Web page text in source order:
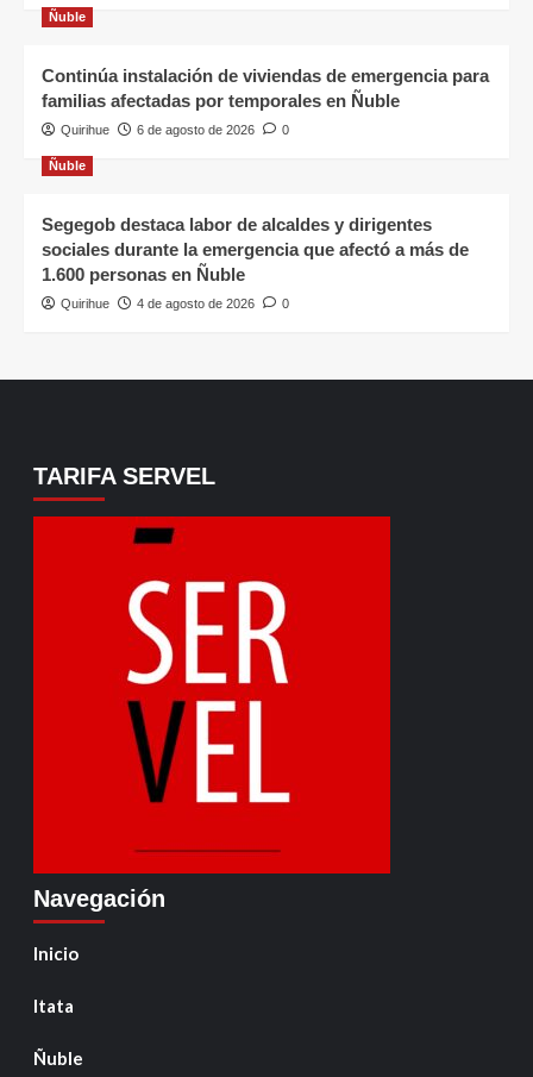
Ñuble
Continúa instalación de viviendas de emergencia para
familias afectadas por temporales en Ñuble
Quirihue 6 de agosto de 2026 0
Ñuble
Segegob destaca labor de alcaldes y dirigentes
sociales durante la emergencia que afectó a más de
1.600 personas en Ñuble
Quirihue 4 de agosto de 2026 0
TARIFA SERVEL
Navegación
Inicio
Itata
Ñuble